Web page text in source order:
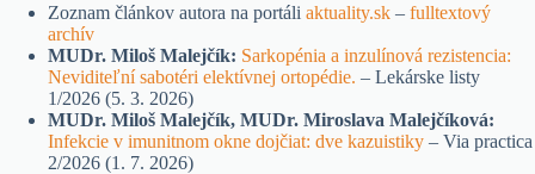
Zoznam článkov autora na portáli aktuality.sk – fulltextový
archív
MUDr. Miloš Malejčík: Sarkopénia a inzulínová rezistencia:
Neviditeľní sabotéri elektívnej ortopédie. – Lekárske listy
1/2026 (5. 3. 2026)
MUDr. Miloš Malejčík, MUDr. Miroslava Malejčíková:
Infekcie v imunitnom okne dojčiat: dve kazuistiky – Via practica
2/2026 (1. 7. 2026)